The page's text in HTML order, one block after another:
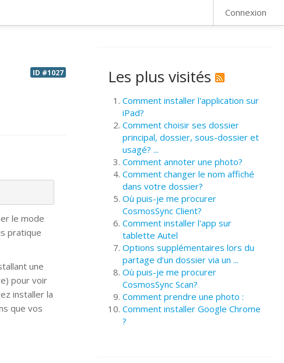
Connexion
ID #1027
le mode
pratique
une
pour voir
installer la
que vos
Les plus visités
Comment installer l'application sur
iPad?
Comment choisir ses dossier
principal, dossier, sous-dossier et
usagé? ...
Comment annoter une photo?
Comment changer le nom affiché
dans votre dossier?
Où puis-je me procurer
CosmosSync Client?
Comment installer l'app sur
tablette Autel
Options supplémentaires lors du
partage d’un dossier via un ...
Où puis-je me procurer
CosmosSync Scan?
Comment prendre une photo :
Comment installer Google Chrome
?